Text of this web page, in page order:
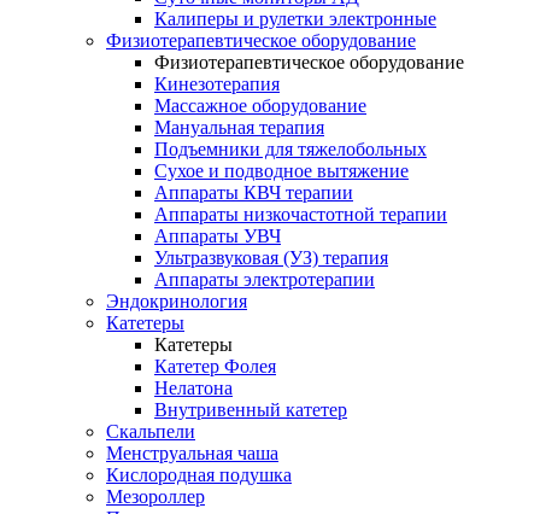
Калиперы и рулетки электронные
Физиотерапевтическое оборудование
Физиотерапевтическое оборудование
Кинезотерапия
Массажное оборудование
Мануальная терапия
Подъемники для тяжелобольных
Сухое и подводное вытяжение
Аппараты КВЧ терапии
Аппараты низкочастотной терапии
Аппараты УВЧ
Ультразвуковая (УЗ) терапия
Аппараты электротерапии
Эндокринология
Катетеры
Катетеры
Катетер Фолея
Нелатона
Внутривенный катетер
Скальпели
Менструальная чаша
Кислородная подушка
Мезороллер